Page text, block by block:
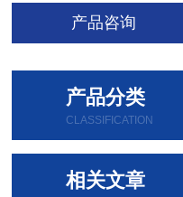
产品咨询
产品分类
CLASSIFICATION
相关文章